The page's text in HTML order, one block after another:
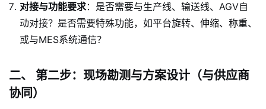
对接与功能要求：是否需要与生产线、输送线、AGV自
动对接？是否需要特殊功能，如平台旋转、伸缩、称重、
或与MES系统通信？
二、 第二步：现场勘测与方案设计（与供应商
协同）